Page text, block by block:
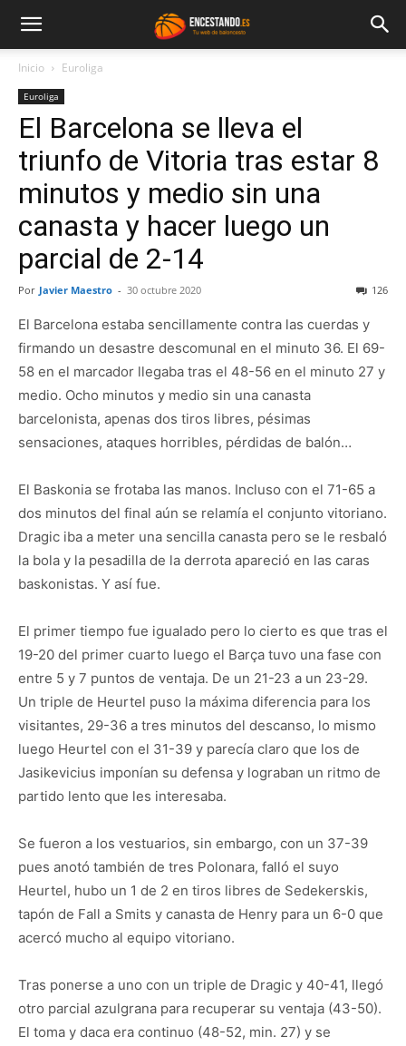
Inicio Euroliga
Euroliga
El Barcelona se lleva el
triunfo de Vitoria tras estar 8
minutos y medio sin una
canasta y hacer luego un
parcial de 2-14
Por Javier Maestro - 30 octubre 2020 126
El Barcelona estaba sencillamente contra las cuerdas y
firmando un desastre descomunal en el minuto 36. El 69-
58 en el marcador llegaba tras el 48-56 en el minuto 27 y
medio. Ocho minutos y medio sin una canasta
barcelonista, apenas dos tiros libres, pésimas
sensaciones, ataques horribles, pérdidas de balón…
El Baskonia se frotaba las manos. Incluso con el 71-65 a
dos minutos del final aún se relamía el conjunto vitoriano.
Dragic iba a meter una sencilla canasta pero se le resbaló
la bola y la pesadilla de la derrota apareció en las caras
baskonistas. Y así fue.
El primer tiempo fue igualado pero lo cierto es que tras el
19-20 del primer cuarto luego el Barça tuvo una fase con
entre 5 y 7 puntos de ventaja. De un 21-23 a un 23-29.
Un triple de Heurtel puso la máxima diferencia para los
visitantes, 29-36 a tres minutos del descanso, lo mismo
luego Heurtel con el 31-39 y parecía claro que los de
Jasikevicius imponían su defensa y lograban un ritmo de
partido lento que les interesaba.
Se fueron a los vestuarios, sin embargo, con un 37-39
pues anotó también de tres Polonara, falló el suyo
Heurtel, hubo un 1 de 2 en tiros libres de Sedekerskis,
tapón de Fall a Smits y canasta de Henry para un 6-0 que
acercó mucho al equipo vitoriano.
Tras ponerse a uno con un triple de Dragic y 40-41, llegó
otro parcial azulgrana para recuperar su ventaja (43-50).
El toma y daca era continuo (48-52, min. 27) y se